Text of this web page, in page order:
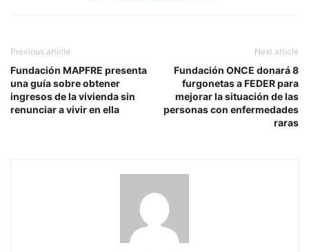
Previous article
Fundación MAPFRE presenta
una guía sobre obtener
ingresos de la vivienda sin
renunciar a vivir en ella
Next article
Fundación ONCE donará 8
furgonetas a FEDER para
mejorar la situación de las
personas con enfermedades
raras